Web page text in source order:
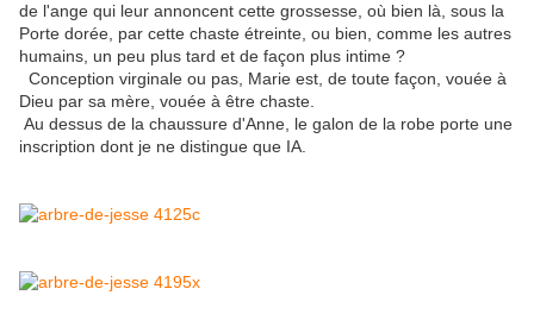
de l'ange qui leur annoncent cette grossesse, où bien là, sous la
Porte dorée, par cette chaste étreinte, ou bien, comme les autres
humains, un peu plus tard et de façon plus intime ?
Conception virginale ou pas, Marie est, de toute façon, vouée à
Dieu par sa mère, vouée à être chaste.
Au dessus de la chaussure d'Anne, le galon de la robe porte une
inscription dont je ne distingue que IA.